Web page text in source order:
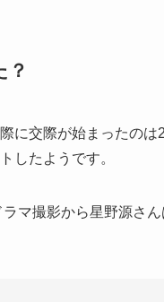
？
に交際が始まったのは
したようです。
マ撮影から星野源さ